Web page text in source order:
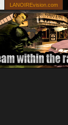
LANOIREvision.com